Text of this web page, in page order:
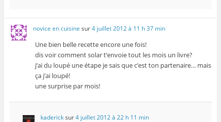
novice en cuisine sur4 juillet 2012 à 11 h 37 min
Une bien belle recette encore une fois!
dis voir comment solar t’envoie tout les mois un livre?
j’ai du loupé une étape je sais que c’est ton partenaire… mais
ça j’ai loupé!
une surprise par mois!
kadericksur4 juillet 2012 à 22 h 11 min